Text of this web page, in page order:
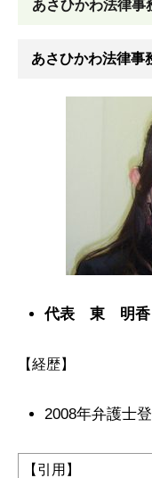
あさひかわ法律事
あさひかわ法律事
代表 東 明
【経歴】
2008年弁護士
【引用】